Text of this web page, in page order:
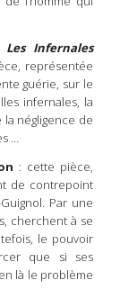
Les Infernales
représentée
guérie, sur le
infernales, la
la négligence de
…
: cette pièce,
de contrepoint
Par une
cherchent à se
le pouvoir
que si ses
là le problème